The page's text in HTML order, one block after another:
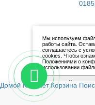
Домой Кабинет Корзина
Мы используем
работы сайта.
соглашаетесь с
cookies. Чтобы
Положениями о
использовании
Я согласен